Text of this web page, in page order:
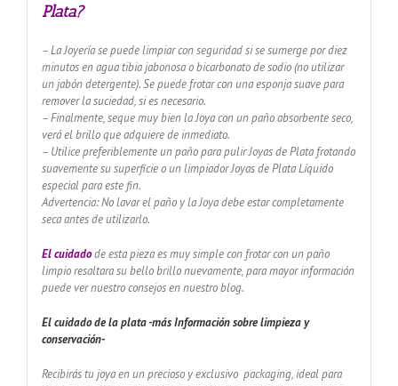
Plata?
– La Joyería se puede limpiar con seguridad si se sumerge por diez
minutos en agua tibia jabonosa o bicarbonato de sodio (no utilizar
un jabón detergente). Se puede frotar con una esponja suave para
remover la suciedad, si es necesario.
– Finalmente, seque muy bien la Joya con un paño absorbente seco,
verá el brillo que adquiere de inmediato.
– Utilice preferiblemente un paño para pulir Joyas de Plata frotando
suavemente su superficie o un limpiador Joyas de Plata Líquido
especial para este fin.
Advertencia: No lavar el paño y la Joya debe estar completamente
seca antes de utilizarlo.
El cuidadode esta pieza es muy simple con frotar con un paño
limpio resaltara su bello brillo nuevamente, para mayor información
puede ver nuestro consejos en nuestro blog.
El cuidado dela plata -más Información sobre limpieza y
conservación-
Recibirás tu joya en un precioso y exclusivo packaging, ideal para